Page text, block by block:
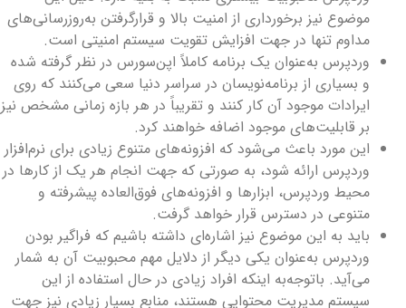
موضوع نیز برخورداری از امنیت بالا و قرارگرفتن به‌روزرسانی‌های
مداوم تنها در جهت افزایش تقویت سیستم امنیتی است.
وردپرس به‌عنوان یک برنامه کاملاً اپن‌سورس در نظر گرفته شده
و بسیاری از برنامه‌نویسان در سراسر دنیا سعی می‌کنند که روی
ایرادات موجود آن کار کنند و تقریباً در هر بازه زمانی مشخص نیز
بر قابلیت‌های موجود اضافه خواهند کرد.
این مورد باعث می‌شود که افزونه‌های متنوع زیادی برای نرم‌افزار
وردپرس ارائه شود، به صورتی که جهت انجام هر یک از کارها در
محیط وردپرس، ابزارها و افزونه‌های فوق‌العاده پیشرفته و
متنوعی در دسترس قرار خواهد گرفت.
باید به این موضوع نیز اشاره‌ای داشته باشیم که فراگیر بودن
وردپرس به‌عنوان یکی دیگر از دلایل مهم محبوبیت آن به شمار
می‌آید. باتوجه‌به اینکه افراد زیادی در حال استفاده از این
سیستم مدیریت محتوایی هستند، منابع بسیار زیادی نیز جهت